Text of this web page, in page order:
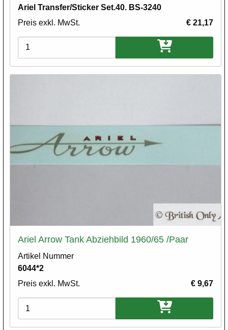
Ariel Transfer/Sticker Set.40. BS-3240
Preis exkl. MwSt.
€ 21,17
Varianten
Ariel Arrow Tank Abziehbild 1960/65 /Paar
Artikel Nummer
6044*2
Preis exkl. MwSt.
€ 9,67
Varianten